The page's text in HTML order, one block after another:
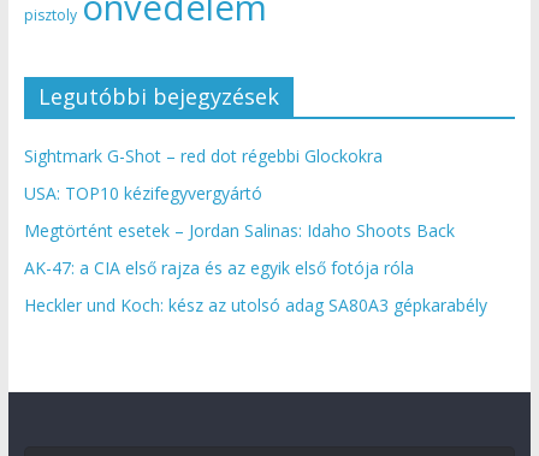
pisztoly
Legutóbbi bejegyzések
Sightmark G-Shot – red dot régebbi Glockokra
USA: TOP10 kézifegyvergyártó
Megtörtént esetek – Jordan Salinas: Idaho Shoots Back
AK-47: a CIA első rajza és az egyik első fotója róla
Heckler und Koch: kész az utolsó adag SA80A3 gépkarabély